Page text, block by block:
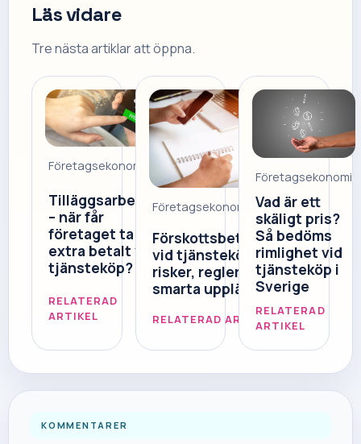
Läs vidare
Tre nästa artiklar att öppna.
Företagsekonomi
Tilläggsarbeten
– när får
företaget ta
extra betalt vid
tjänsteköp?
RELATERAD
ARTIKEL
Företagsekonomi
Förskottsbetalning
vid tjänsteköp –
risker, regler och
smarta upplägg
RELATERAD ARTIKEL
Företagsekonomi
Vad är ett
skäligt pris?
Så bedöms
rimlighet vid
tjänsteköp i
Sverige
RELATERAD
ARTIKEL
KOMMENTARER